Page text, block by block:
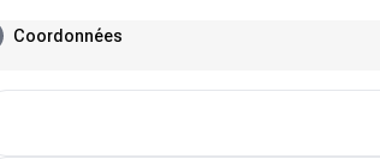
Coordonnées